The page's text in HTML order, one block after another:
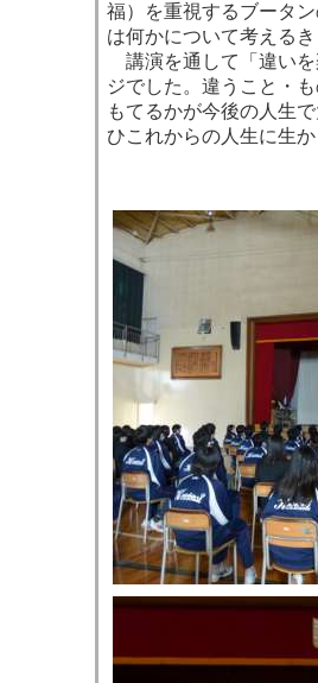
福）を重視するブータ
は何かについて考える
講演を通して「違いを
ジでした。違うこと・
もてるかが今後の人生
ひこれからの人生に生